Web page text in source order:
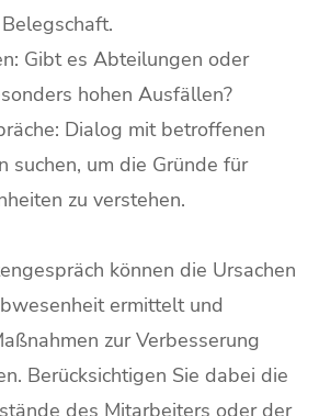
Gibt es Abteilungen oder
hohen Ausfällen?
Dialog mit betroffenen
suchen, um die Gründe für
zu verstehen.
können die Ursachen
ermittelt und
zur Verbesserung
Berücksichtigen Sie dabei die
des Mitarbeiters oder der